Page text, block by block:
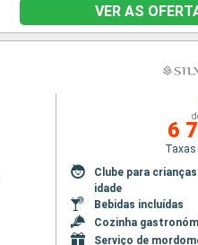
VER AS
6
Clube para
idade
Bebidas incluídas
Cozinha
Serviço de